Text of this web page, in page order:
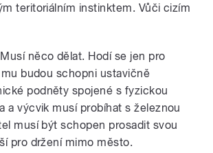
teritoriálním instinktem. Vůči cizím
Musí něco dělat. Hodí se jen pro
budou schopni ustavičně
podněty spojené s fyzickou
a výcvik musí probíhat s železnou
musí být schopen prosadit svou
pro držení mimo město.